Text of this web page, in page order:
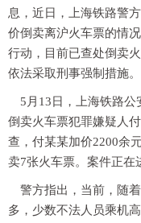
息，近日，上海铁路警
价倒卖离沪火车票的情
行动，目前已查处倒卖
依法采取刑事强制措施。
5月13日，上海铁路
倒卖火车票犯罪嫌疑人
查，付某某加价2200余
卖7张火车票。案件正在
警方指出，当前，随
多，少数不法人员乘机